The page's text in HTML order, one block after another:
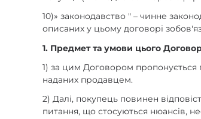
10)»законодавство "–чинне
описаних у цьому договорі
1. Предмет та умови цього
1) за цим Договором
наданих продавцем.
2) Далі, покупець повинен
питання, що стосуються нюансів,